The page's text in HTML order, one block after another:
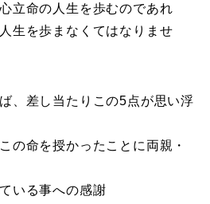
立命の人生を歩むのであれ
生を歩まなくてはなりませ
、差し当たりこの5点が思い浮
の命を授かったことに両親・
いる事への感謝